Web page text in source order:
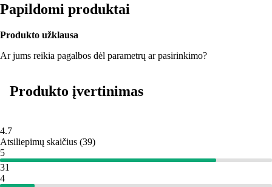
Papildomi produktai
Produkto užklausa
Ar jums reikia pagalbos dėl parametrų ar pasirinkimo?
Produkto įvertinimas
4.7
Atsiliepimų skaičius (39)
5
31
4